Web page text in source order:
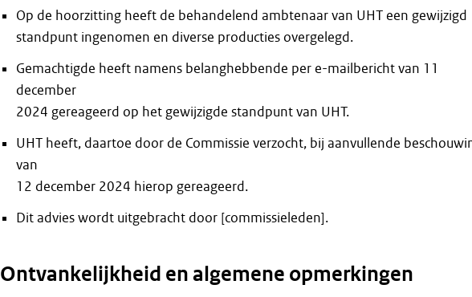
Op de hoorzitting heeft de behandelend ambtenaar van UHT een gewijzigd
standpunt ingenomen en diverse producties overgelegd.
Gemachtigde heeft namens belanghebbende per e-mailbericht van 11
december
2024 gereageerd op het gewijzigde standpunt van UHT.
UHT heeft, daartoe door de Commissie verzocht, bij aanvullende
van
12 december 2024 hierop gereageerd.
Dit advies wordt uitgebracht door [commissieleden].
Ontvankelijkheid en algemene opmerkingen